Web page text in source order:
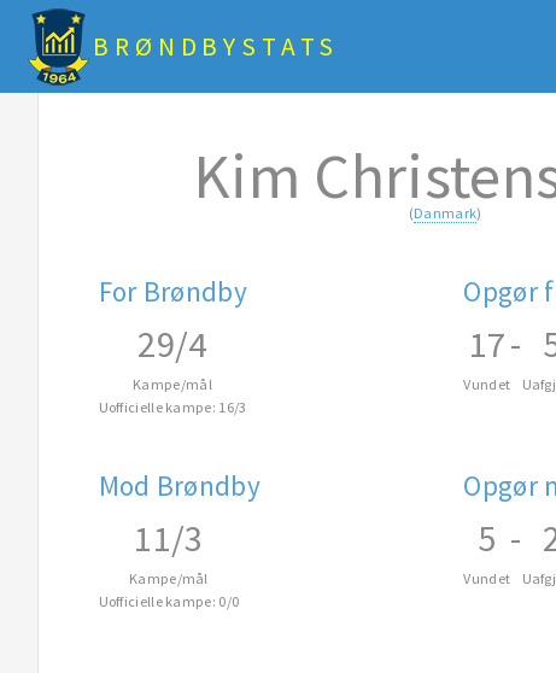
BRØNDBYSTATS
Kim (Danmark)
For Brøndby
29/4
Kampe/mål
Uofficielle kampe: 16/3
Opgør
17
Vundet
-
Mod Brøndby
11/3
Kampe/mål
Uofficielle kampe: 0/0
Opgør
5
Vundet
-